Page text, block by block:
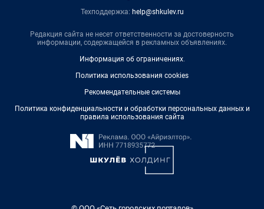
Техподдержка: help@shkulev.ru
Редакция сайта не несет ответственности за достоверность
информации, содержащейся в рекламных объявлениях.
Информация об ограничениях.
Политика использования cookies
Рекомендательные системы
Политика конфиденциальности и обработки персональных данных и
правила использования сайта